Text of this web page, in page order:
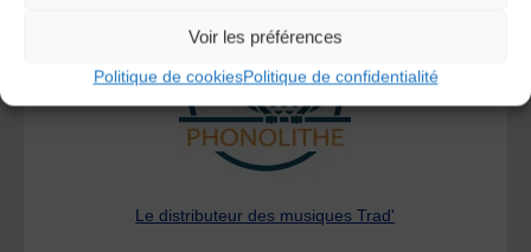
Voir les préférences
Politique de cookiesPolitique de confidentialité
Le distributeur des musiques Trad'